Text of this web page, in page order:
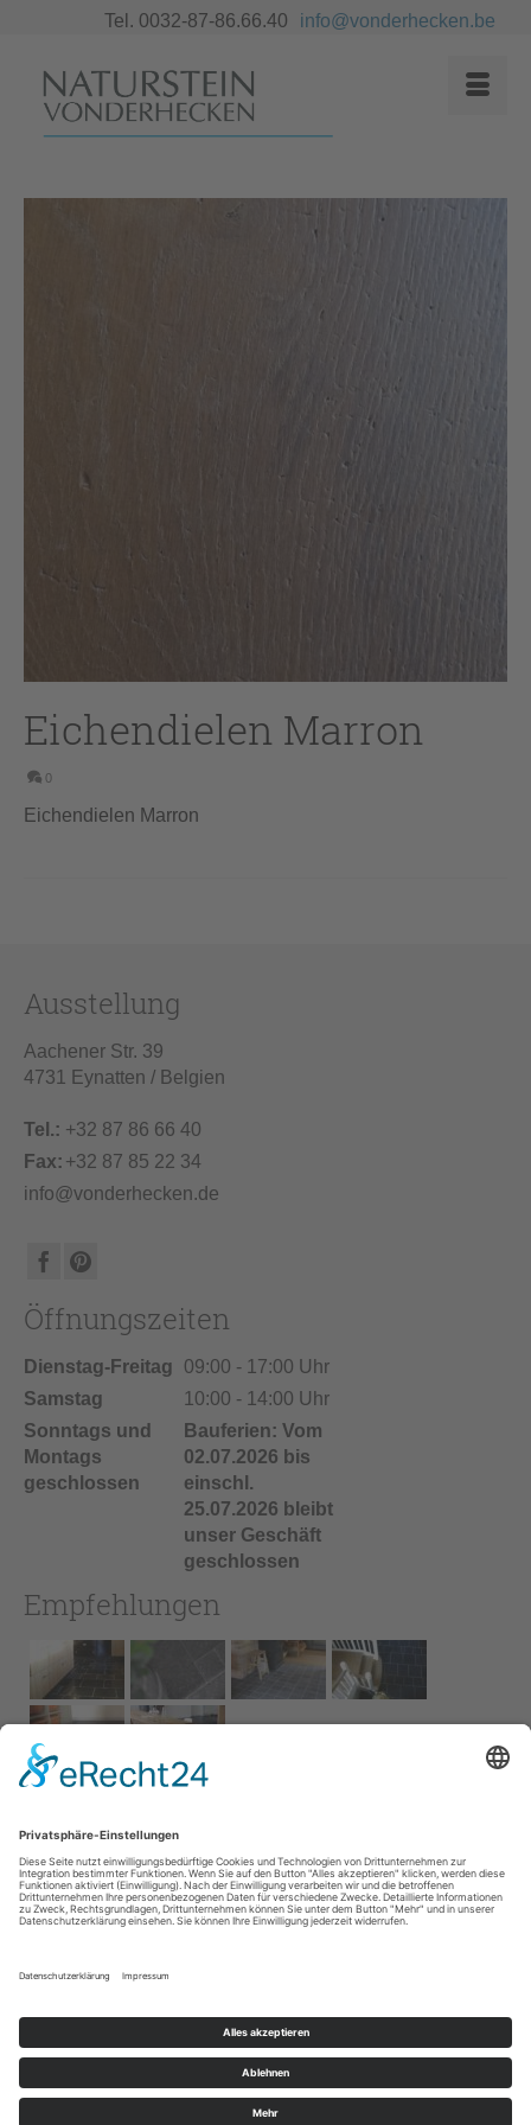
Tel. 0032-87-86.66.40 info@vonderhecken.be
Eichendielen Marron
0
Eichendielen Marron
Ausstellung
Aachener Str. 39
4731 Eynatten / Belgien
Tel.: +32 87 86 66 40
Fax: +32 87 85 22 34
info@vonderhecken.de
Öffnungszeiten
Dienstag-Freitag
09:00 - 17:00 Uhr
Samstag
10:00 - 14:00 Uhr
Sonntags und
Montags
geschlossen
Bauferien: Vom
02.07.2026 bis
einschl.
25.07.2026 bleibt
unser Geschäft
geschlossen
Empfehlungen
Impressum
AGB
Service
Cookie-Einstellungen Home Kontakt